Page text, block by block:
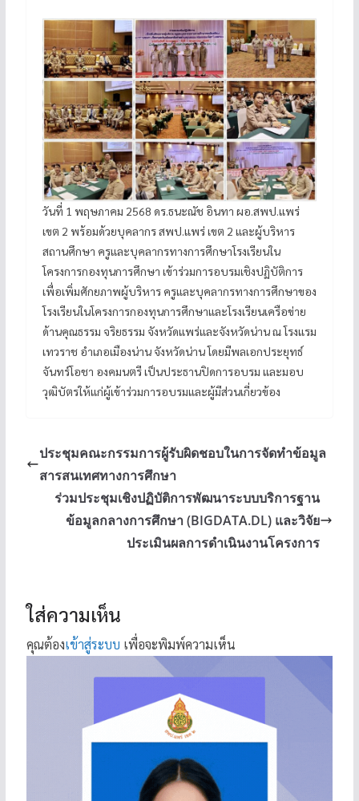
วันที่ 1 พฤษภาคม 2568 ดร.ธนะณัช อินทา ผอ.สพป.แพร่
เขต 2 พร้อมด้วยบุคลากร สพป.แพร่ เขต 2 และผู้บริหาร
สถานศึกษา ครูและบุคลากรทางการศึกษาโรงเรียนใน
โครงการกองทุนการศึกษา เข้าร่วมการอบรมเชิงปฏิบัติการ
เพื่อเพิ่มศักยภาพผู้บริหาร ครูและบุคลากรทางการศึกษาของ
โรงเรียนในโครงการกองทุนการศึกษาและโรงเรียนเครือข่าย
ด้านคุณธรรม จริยธรรม จังหวัดแพร่และจังหวัดน่าน ณ โรงแรม
เทวราช อำเภอเมืองน่าน จังหวัดน่าน โดยมีพลเอกประยุทธ์
จันทร์โอชา องคมนตรี เป็นประธานปิดการอบรม และมอบ
วุฒิบัตรให้แก่ผู้เข้าร่วมการอบรมและผู้มีส่วนเกี่ยวข้อง
ประชุมคณะกรรมการผู้รับผิดชอบในการจัดทำข้อมูล
สารสนเทศทางการศึกษา
ร่วมประชุมเชิงปฏิบัติการพัฒนาระบบบริการฐาน
ข้อมูลกลางการศึกษา (BIGDATA.DL) และวิจัย
ประเมินผลการดำเนินงานโครงการ
ใส่ความเห็น
คุณต้องเข้าสู่ระบบ เพื่อจะพิมพ์ความเห็น